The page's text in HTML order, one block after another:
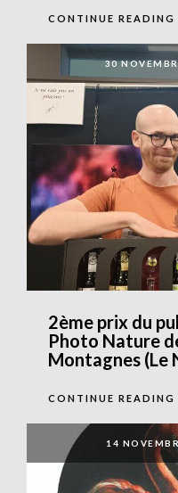
CONTINUE READING
30
2ème prix du
Photo Nature
Montagnes (Le
CONTINUE READING
14